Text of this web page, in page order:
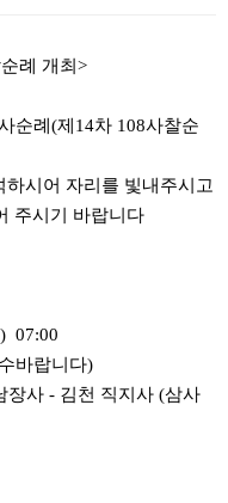
개최>
순례(제14차 108사찰순
시어 자리를 빛내주시고
시기 바랍니다
랍니다)
사 - 김천 직지사 (삼사